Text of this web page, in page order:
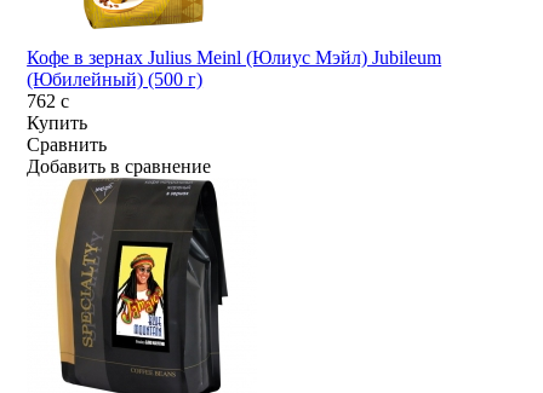
Кофе в зернах Julius Meinl (Юлиус Мэйл) Jubileum
(Юбилейный) (500 г)
762c
Купить
Сравнить
Добавить в сравнение